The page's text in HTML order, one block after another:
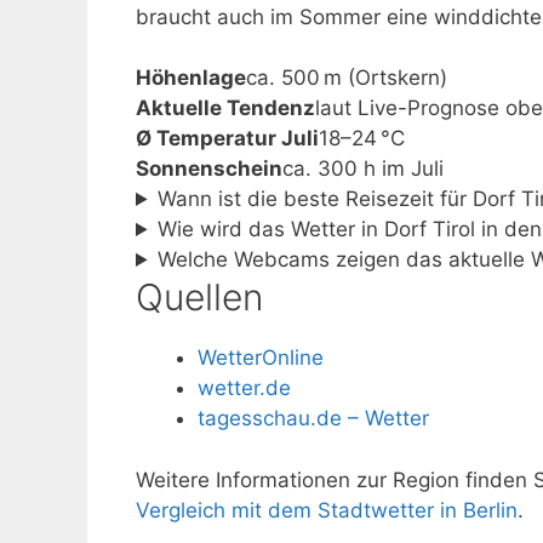
braucht auch im Sommer eine
Höhenlageca. 500 m (Ortskern)
Aktuelle Tendenzlaut Live-Prognose
Ø Temperatur Juli18–24 °C
Sonnenscheinca. 300 h im Juli
Wann ist die beste Reisezeit für Dorf
Wie wird das Wetter in Dorf Tirol in
Welche Webcams zeigen das aktuelle
Quellen
WetterOnline
wetter.de
tagesschau.de – Wetter
Weitere Informationen zur Region finden
Vergleich mit dem Stadtwetter in Berlin.